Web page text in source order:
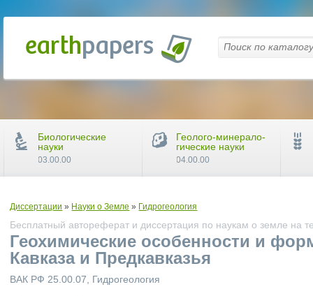
Диссертации » Науки о Земле » Гидрогеология
Бесплатный автореферат и диссертация по наукам о земле на
Геохимические особенности и
Кавказа и Предкавказья
ВАК РФ 25.00.07, Гидрогеология
Биологические
науки
03.00.00
Геолого-минерало-
гические науки
04.00.00